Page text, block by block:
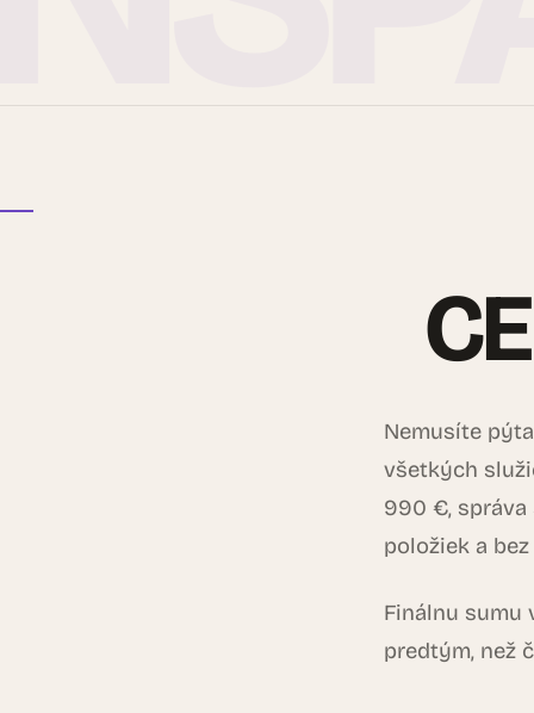
Nemusíte
všetkých
990 €, správa
položiek a bez
Finálnu sumu
predtým, než